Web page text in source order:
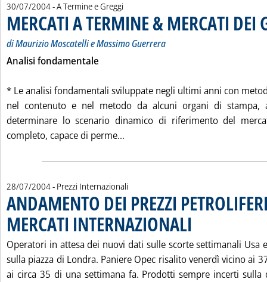
30/07/2004- A Termine e Greggi
MERCATI A TERMINE & MERCATI DEI
di Maurizio Moscatelli e Massimo Guerrera
Analisi fondamentale
* Le analisi fondamentali sviluppate negli ultimi anni con
nel contenuto e nel metodo da alcuni organi di stampa,
determinare lo scenario dinamico di riferimento del
completo, capace di perme...
28/07/2004- Prezzi Internazionali
ANDAMENTO DEI PREZZI
MERCATI INTERNAZIONALI
Operatori in attesa dei nuovi dati sulle scorte settimanali Usa
sulla piazza di Londra. Paniere Opec risalito venerdì vicino ai
ai circa 35 di una settimana fa. Prodotti sempre incerti sulla